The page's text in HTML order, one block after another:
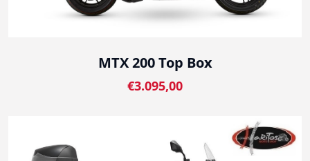
MTX 200 Top Box
€3.095,00